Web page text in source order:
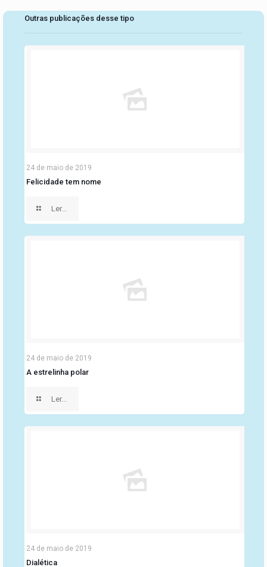
Outras publicações desse tipo
24 de maio de 2019
Felicidade tem nome
Ler...
24 de maio de 2019
A estrelinha polar
Ler...
24 de maio de 2019
Dialética